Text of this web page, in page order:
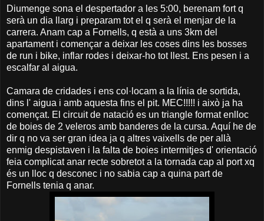
Diumenge sona el despertador a les 5:00, berenam fort q
serà un dia llarg i preparam tot el q serà el menjar de la
carrera. Anam cap a Fornells, q està a uns 3km del
apartament i començar a deixar les coses dins les bosses
de run i bike, inflar rodes i deixar-ho tot llest. Ens pesen i a
escalfar al aigua.
Camara de cridades i ens col·locam a la línia de sortida,
dins l' aigua i amb aquesta fins el pit. MEC!!!!! i això ja ha
començat. El circuit de natació es un triangle format enlloc
de boies de 2 veleros amb banderes de la cursa. Aquí he de
dir q no va ser gran idea ja q altres vaixells de per allà
enmig despistaven i la falta de boies intermitjes d' orientació
feia complicat anar recte sobretot a la tornada cap al port xq
és un lloc q desconec i no sabia cap a quina part de
Fornells tenia q anar.